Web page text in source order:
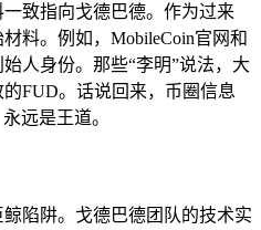
致指向戈德巴德。作为过来
料。例如，MobileCoin官网和
人身份。那些“李明”说法，大
FUD。话说回来，币圈信息
远是王道。
陷阱。戈德巴德团队的技术实